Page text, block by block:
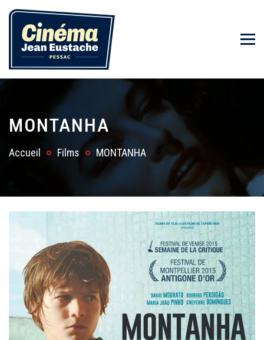
MONTANHA
Accueil Films MONTANHA